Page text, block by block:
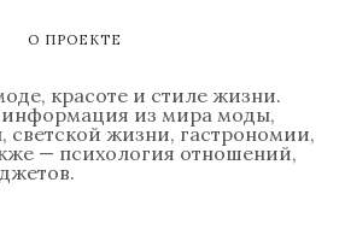
О ПРОЕКТЕ
красоте и стиле жизни.
информация из мира моды,
светской жизни, гастрономии,
— психология отношений,